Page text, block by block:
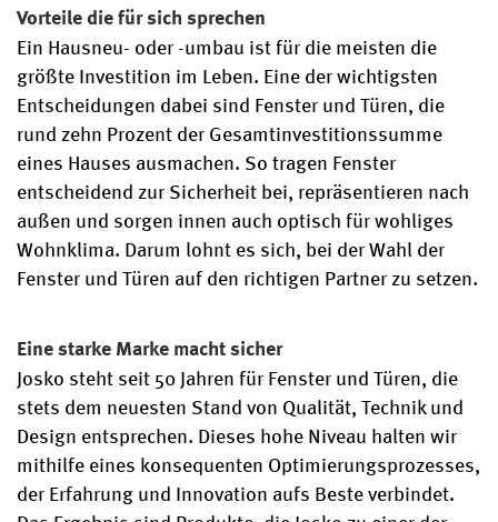
Vorteile die für sich sprechen
Ein Hausneu- oder -umbau ist für die meisten die
größte Investition im Leben. Eine der wichtigsten
Entscheidungen dabei sind Fenster und Türen, die
rund zehn Prozent der Gesamtinvestitionssumme
eines Hauses ausmachen. So tragen Fenster
entscheidend zur Sicherheit bei, repräsentieren nach
außen und sorgen innen auch optisch für wohliges
Wohnklima. Darum lohnt es sich, bei der Wahl der
Fenster und Türen auf den richtigen Partner zu setzen.
Eine starke Marke macht sicher
Josko steht seit 50 Jahren für Fenster und Türen, die
stets dem neuesten Stand von Qualität, Technik und
Design entsprechen. Dieses hohe Niveau halten wir
mithilfe eines konsequenten Optimierungsprozesses,
der Erfahrung und Innovation aufs Beste verbindet.